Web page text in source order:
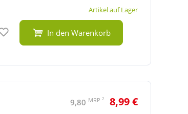
Artikel auf Lager
Auf den Merkzettel
In den Warenkorb
9,80 MRP 2 8,99 €